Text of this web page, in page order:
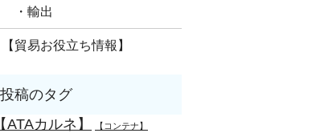
・輸出
【貿易お役立ち情報】
【ATAカルネ】 【コンテナ】